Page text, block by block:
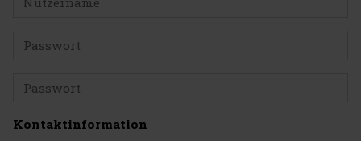
Kontaktinformation